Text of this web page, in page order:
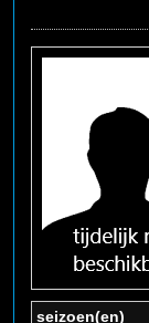
seizoen(en)